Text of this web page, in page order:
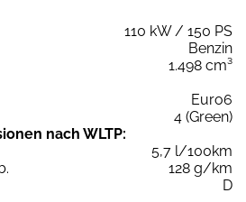
110 kW / 150 PS
Benzin
1.498 cm³
Euro6
4 (Green)
nach WLTP:
5,7 l/100km
128 g/km
D